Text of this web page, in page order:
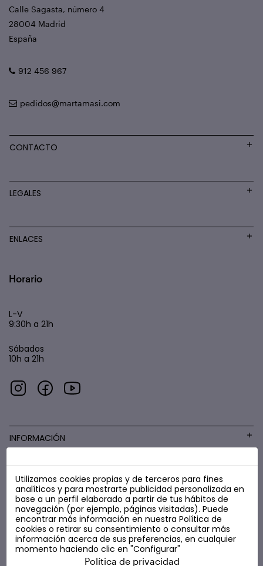
Calle Sagasta, número 4
28004 Madrid
España
912 456 967
pedidos@martamasi.com
CONTACTO
LEGALES
ENLACES
Horario
L-V
9:30h a 21h
Sábados
10h a 21h
INFORMACIÓN
COSMÉTICA LOW COST
Utilizamos cookies propias y de terceros para fines
analíticos y para mostrarte publicidad personalizada en
base a un perfil elaborado a partir de tus hábitos de
navegación (por ejemplo, páginas visitadas). Puede
encontrar más información en nuestra Política de
cookies o retirar su consentimiento o consultar más
información acerca de sus preferencias, en cualquier
momento haciendo clic en "Configurar"
Política de privacidad